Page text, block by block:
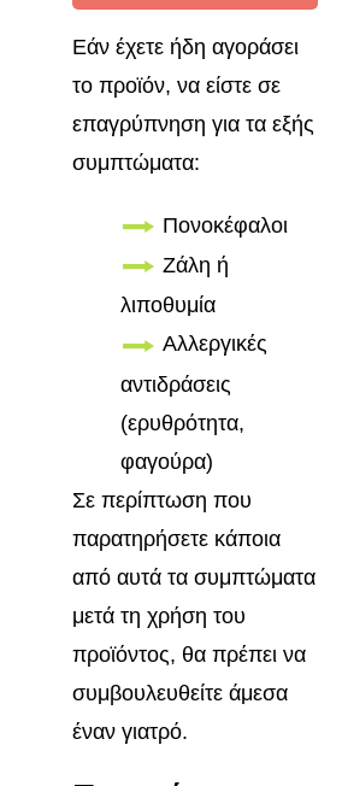
Εάν έχετε ήδη αγοράσει
το προϊόν, να είστε σε
επαγρύπνηση για τα εξής
συμπτώματα:
Πονοκέφαλοι
Ζάλη ή
λιποθυμία
Αλλεργικές
αντιδράσεις
(ερυθρότητα,
φαγούρα)
Σε περίπτωση που
παρατηρήσετε κάποια
από αυτά τα συμπτώματα
μετά τη χρήση του
προϊόντος, θα πρέπει να
συμβουλευθείτε άμεσα
έναν γιατρό.